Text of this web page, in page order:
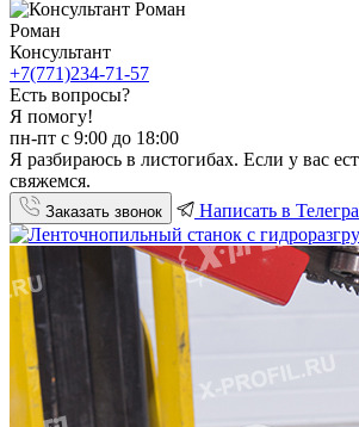
Роман
Консультант
+7(771)234-71-57
Есть вопросы?
Я помогу!
пн-пт с 9:00 до 18:00
Я разбираюсь в листогибах. Если у вас
свяжемся.
Заказать звонок Написать в